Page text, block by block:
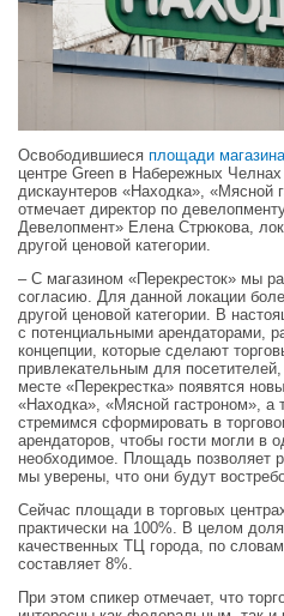
Освободившиеся площади
центре Green в Набережных Челнах
дискаунтеров «Находка», «Мясной
отмечает директор по
Девелопмент» Елена Стрюкова,
другой ценовой категории.
– С магазином «Перекресток» мы
согласию. Для данной локации
другой ценовой категории. В
с потенциальными арендаторами,
концепции, которые сделают
привлекательным для
месте «Перекрестка» появятся
«Находка», «Мясной гастроном», а
стремимся сформировать в
арендаторов, чтобы гости могли в
необходимое. Площадь позволяет
мы уверены, что они будут
Сейчас площади в торговых
практически на 100%. В целом
качественных ТЦ города, по
составляет 8%.
При этом спикер отмечает, что